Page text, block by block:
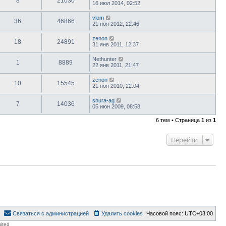
16 июл 2014, 02:52
36 46866
vlom
21 ноя 2012, 22:46
18 24891
zenon
31 янв 2011, 12:37
1 8889
Nethunter
22 янв 2011, 21:47
10 15545
zenon
21 ноя 2010, 22:04
7 14036
shura-ag
05 июн 2009, 08:58
6 тем • Страница 1 из 1
Перейти
Часовой пояс: UTC+03:00
Удалить cookies
Связаться с администрацией